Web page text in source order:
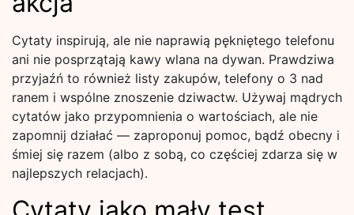
Cytaty inspirują, ale nie naprawią pękniętego telefonu
ani nie posprzątają kawy wlana na dywan. Prawdziwa
przyjaźń to również listy zakupów, telefony o 3 nad
ranem i wspólne znoszenie dziwactw. Używaj mądrych
cytatów jako przypomnienia o wartościach, ale nie
zapomnij działać — zaproponuj pomoc, bądź obecny i
śmiej się razem (albo z sobą, co częściej zdarza się w
najlepszych relacjach).